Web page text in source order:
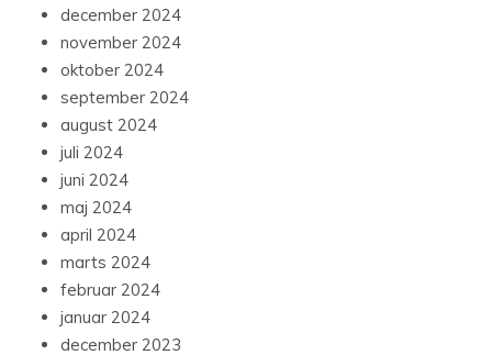
december 2024
november 2024
oktober 2024
september 2024
august 2024
juli 2024
juni 2024
maj 2024
april 2024
marts 2024
februar 2024
januar 2024
december 2023